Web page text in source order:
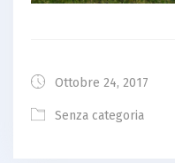
Ottobre 24, 2017
Senza categoria